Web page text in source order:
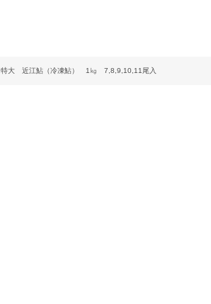
特大 近江鮎（冷凍鮎） 1㎏ 7,8,9,10,11尾入